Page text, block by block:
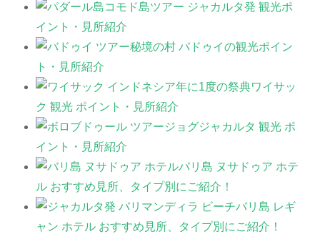
コモド島ツアー ジャカルタ発 観光ポ
イント・見所紹介
秘境の村 バドゥイの観光ポイン
ト・見所紹介
年に1度の祭典ワイサッ
ク 観光 ポイント・見所紹介
ジョグジャカルタ 観光 ポ
イント・見所紹介
バリ島 ヌサドゥア ホテ
ル おすすめ見所、タイプ別にご紹介！
バリ島 レギ
ャン ホテル おすすめ見所、タイプ別にご紹介！